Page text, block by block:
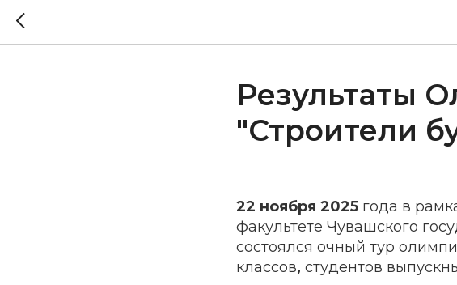
Результаты
"Строители
22 ноября 2025 года в
факультете Чувашского
состоялся очный тур
классов, студентов